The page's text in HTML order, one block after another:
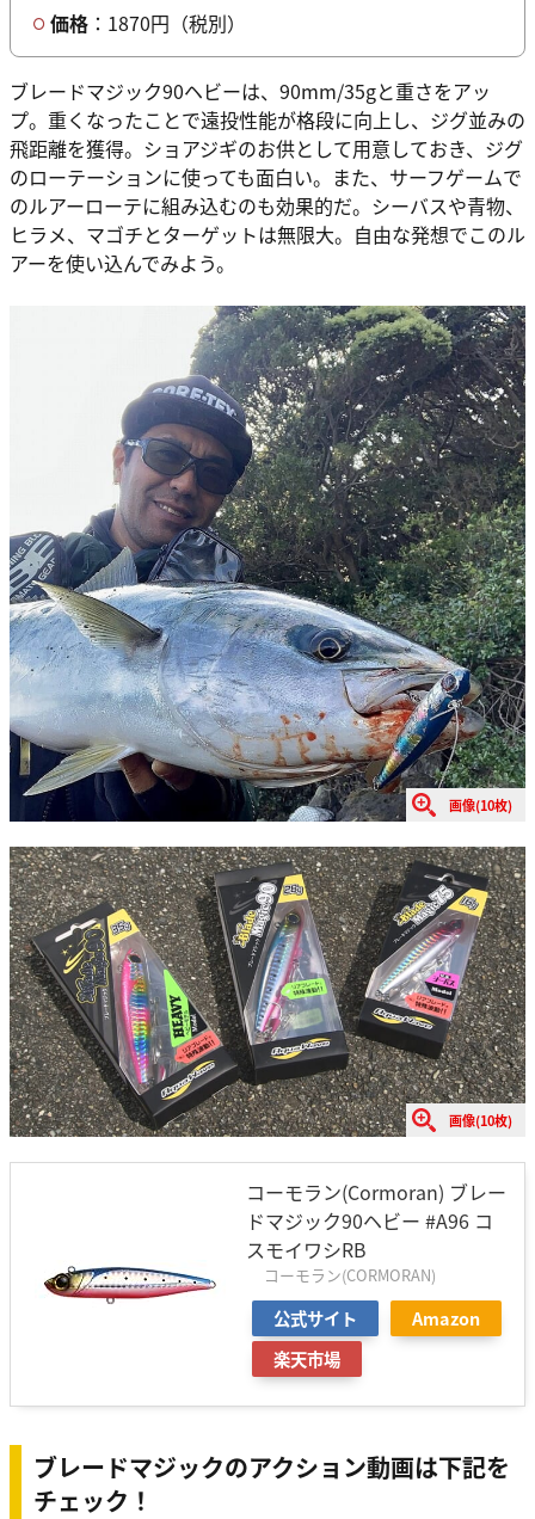
価格 ：1870円（税別）
ブレードマジック90ヘビーは、90mm/35gと重さをアッ
プ。重くなったことで遠投性能が格段に向上し、ジグ並みの
飛距離を獲得。ショアジギのお供として用意しておき、ジグ
のローテーションに使っても面白い。また、サーフゲームで
のルアーローテに組み込むのも効果的だ。シーバスや青物、
ヒラメ、マゴチとターゲットは無限大。自由な発想でこのル
アーを使い込んでみよう。
画像(10枚)
画像(10枚)
コーモラン(Cormoran) ブレー
ドマジック90ヘビー #A96 コ
スモイワシRB
コーモラン(CORMORAN)
公式サイト
Amazon
楽天市場
ブレードマジックのアクション動画は下記を
チェック！